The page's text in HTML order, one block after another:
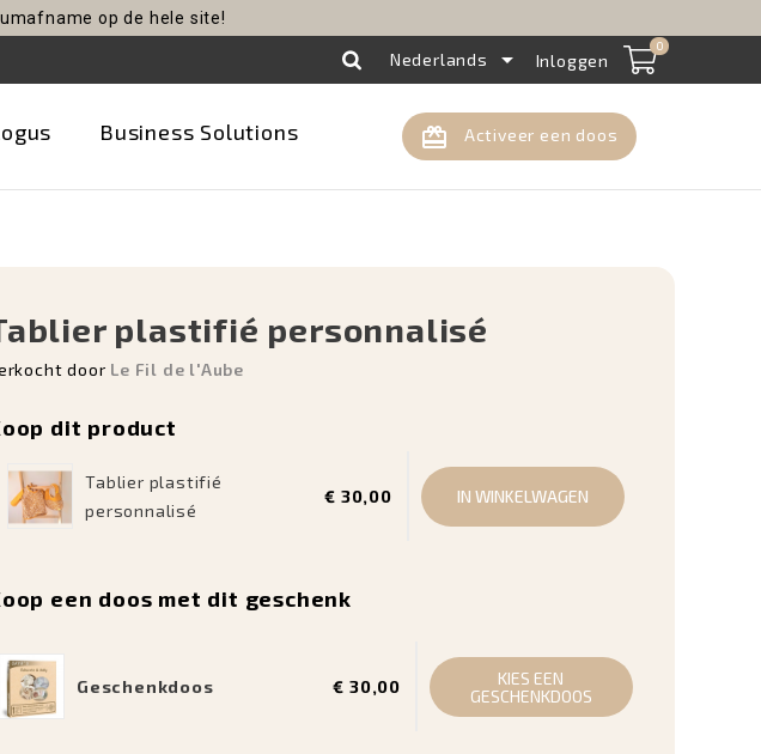
op de hele site!
Nederlands  Inloggen
0
Business Solutions card_giftcard Activeer een doos
plastifié personnalisé
door Le Fil de l'Aube
dit product
Tablier plastifié
personnalisé
€ 30,00 IN WINKELWAGEN
een doos met dit geschenk
Geschenkdoos € 30,00
KIES EEN
GESCHENKDOOS